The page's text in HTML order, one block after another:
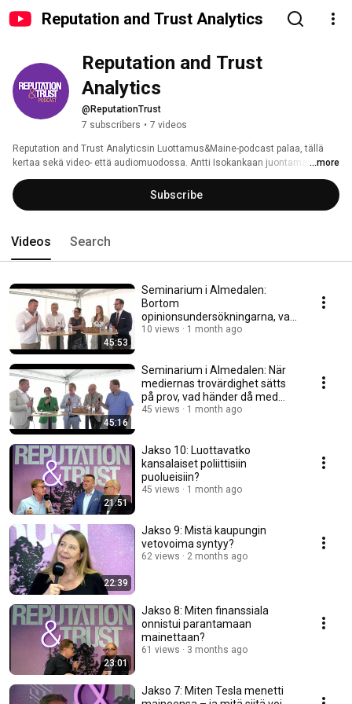
Reputation and Trust Analytics
Reputation and Trust
Analytics
@ReputationTrust
7 subscribers • 7 videos
Reputation and Trust Analyticsin Luottamus&Maine-podcast palaa, tällä
kertaa sekä video- että audiomuodossa. Antti Isokankaan juontamassa
podcastissa keskustellaan maineesta ja sen mittaamisesta sekä ennen
kaikkea sen hyödyntämisestä organisaation toiminnan tukena.
...more
Subscribe
Videos Search
45:53
Seminarium i Almedalen:
Bortom
opinionsundersökningarna, vad
avgör väljarnas förtroende?
10 views 1 month ago
45:16
Seminarium i Almedalen: När
mediernas trovärdighet sätts
på prov, vad händer då med
demokratin?
45 views 1 month ago
21:51
Jakso 10: Luottavatko
kansalaiset poliittisiin
puolueisiin?
45 views 1 month ago
22:39
Jakso 9: Mistä kaupungin
vetovoima syntyy?
62 views 2 months ago
23:01
Jakso 8: Miten finanssiala
onnistui parantamaan
mainettaan?
61 views 3 months ago
Jakso 7: Miten Tesla menetti